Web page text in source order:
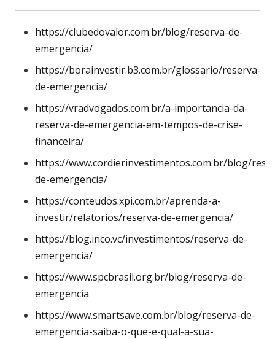
https://clubedovalor.com.br/blog/reserva-de-
emergencia/
https://borainvestir.b3.com.br/glossario/reserva-
de-emergencia/
https://vradvogados.com.br/a-importancia-da-
reserva-de-emergencia-em-tempos-de-crise-
financeira/
https://www.cordierinvestimentos.com.br/blog/
de-emergencia/
https://conteudos.xpi.com.br/aprenda-a-
investir/relatorios/reserva-de-emergencia/
https://blog.inco.vc/investimentos/reserva-de-
emergencia/
https://www.spcbrasil.org.br/blog/reserva-de-
emergencia
https://www.smartsave.com.br/blog/reserva-de-
emergencia-saiba-o-que-e-qual-a-sua-